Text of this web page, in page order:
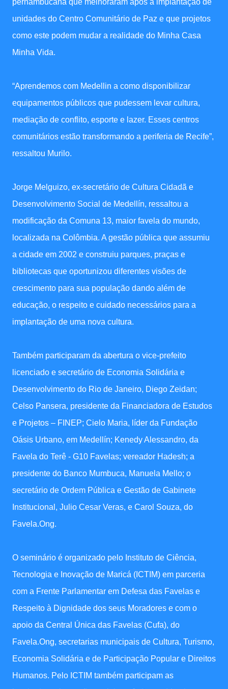
pernambucana que melhoraram após a implantação de
unidades do Centro Comunitário de Paz e que projetos
como este podem mudar a realidade do Minha Casa
Minha Vida.
“Aprendemos com Medellin a como disponibilizar
equipamentos públicos que pudessem levar cultura,
mediação de conflito, esporte e lazer. Esses centros
comunitários estão transformando a periferia de Recife”,
ressaltou Murilo.
Jorge Melguizo, ex-secretário de Cultura Cidadã e
Desenvolvimento Social de Medellín, ressaltou a
modificação da Comuna 13, maior favela do mundo,
localizada na Colômbia. A gestão pública que assumiu
a cidade em 2002 e construiu parques, praças e
bibliotecas que oportunizou diferentes visões de
crescimento para sua população dando além de
educação, o respeito e cuidado necessários para a
implantação de uma nova cultura.
Também participaram da abertura o vice-prefeito
licenciado e secretário de Economia Solidária e
Desenvolvimento do Rio de Janeiro, Diego Zeidan;
Celso Pansera, presidente da Financiadora de Estudos
e Projetos – FINEP; Cielo Maria, líder da Fundação
Oásis Urbano, em Medellín; Kenedy Alessandro, da
Favela do Terê - G10 Favelas; vereador Hadesh; a
presidente do Banco Mumbuca, Manuela Mello; o
secretário de Ordem Pública e Gestão de Gabinete
Institucional, Julio Cesar Veras, e Carol Souza, do
Favela.Ong.
O seminário é organizado pelo Instituto de Ciência,
Tecnologia e Inovação de Maricá (ICTIM) em parceria
com a Frente Parlamentar em Defesa das Favelas e
Respeito à Dignidade dos seus Moradores e com o
apoio da Central Única das Favelas (Cufa), do
Favela.Ong, secretarias municipais de Cultura, Turismo,
Economia Solidária e de Participação Popular e Direitos
Humanos. Pelo ICTIM também participam as